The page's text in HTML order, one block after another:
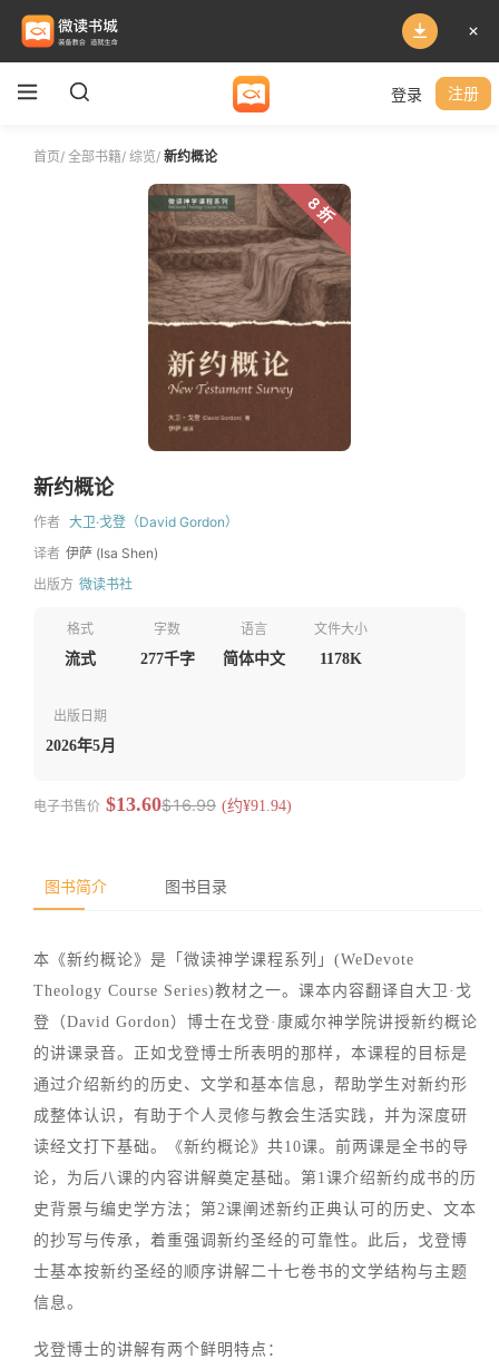
登录 注册
首页/ 全部书籍/ 综览/ 新约概论
8 折
新约概论
作者 大卫·戈登（David Gordon）
译者 伊萨 (Isa Shen)
出版方 微读书社
格式
流式
字数
277千字
语言
简体中文
文件大小
1178K
出版日期
2026年5月
电子书售价 $13.60$16.99 (约¥91.94)
图书简介 图书目录
本《新约概论》是「微读神学课程系列」(WeDevote
Theology Course Series)教材之一。课本内容翻译自大卫·戈
登（David Gordon）博士在戈登·康威尔神学院讲授新约概论
的讲课录音。正如戈登博士所表明的那样，本课程的目标是
通过介绍新约的历史、文学和基本信息，帮助学生对新约形
成整体认识，有助于个人灵修与教会生活实践，并为深度研
读经文打下基础。《新约概论》共10课。前两课是全书的导
论，为后八课的内容讲解奠定基础。第1课介绍新约成书的历
史背景与编史学方法；第2课阐述新约正典认可的历史、文本
的抄写与传承，着重强调新约圣经的可靠性。此后，戈登博
士基本按新约圣经的顺序讲解二十七卷书的文学结构与主题
信息。
戈登博士的讲解有两个鲜明特点：